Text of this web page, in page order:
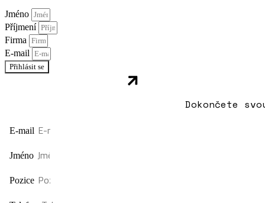
Jméno
Příjmení
Firma
E-mail
Přihlásit se
Dokončete
E-mail
Jméno
Pozice